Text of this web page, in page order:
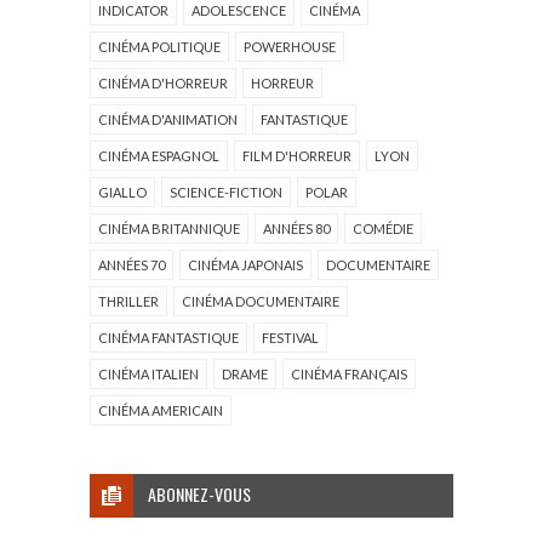
INDICATOR ADOLESCENCE CINÉMA
CINÉMA POLITIQUE POWERHOUSE
CINÉMA D'HORREUR HORREUR
CINÉMA D'ANIMATION FANTASTIQUE
CINÉMA ESPAGNOL FILM D'HORREUR LYON
GIALLO SCIENCE-FICTION POLAR
CINÉMA BRITANNIQUE ANNÉES 80 COMÉDIE
ANNÉES 70 CINÉMA JAPONAIS DOCUMENTAIRE
THRILLER CINÉMA DOCUMENTAIRE
CINÉMA FANTASTIQUE FESTIVAL
CINÉMA ITALIEN DRAME CINÉMA FRANÇAIS
CINÉMA AMERICAIN
ABONNEZ-VOUS